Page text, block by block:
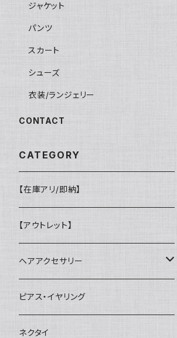
ジャケット
パンツ
スカート
シューズ
衣装/ランジェリー
CONTACT
CATEGORY
【在庫アリ/即納】
【アウトレット】
ヘアアクセサリー
ヘアクリップ
ヘッドドレス・カチューシャ
ピアス・イヤリング
ネクタイ